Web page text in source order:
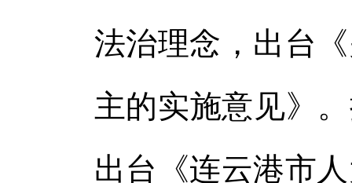
法治理念，出台
主的实施意见》
出台《连云港市